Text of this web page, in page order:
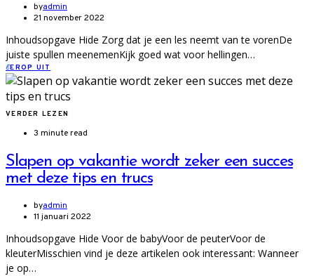
byadmin
21 november 2022
Inhoudsopgave Hide Zorg dat je een les neemt van te vorenDe
juiste spullen meenemenKijk goed wat voor hellingen…
EEROP UIT
VERDER LEZEN
3 minute read
Slapen op vakantie wordt zeker een succes
met deze tips en trucs
byadmin
11 januari 2022
Inhoudsopgave Hide Voor de babyVoor de peuterVoor de
kleuterMisschien vind je deze artikelen ook interessant: Wanneer
je op…